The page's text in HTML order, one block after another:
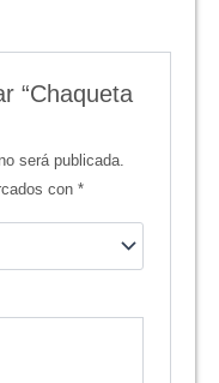
“Chaqueta
será publicada.
con *